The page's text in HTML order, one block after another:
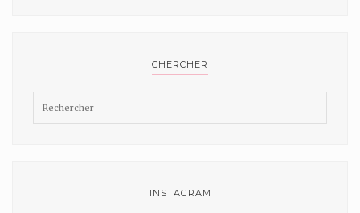
CHERCHER
INSTAGRAM